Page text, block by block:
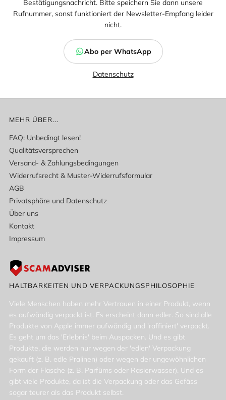
Bestätigungsnachricht. Bitte speichern Sie dann unsere
Rufnummer, sonst funktioniert der Newsletter-Empfang leider
nicht.
Abo per WhatsApp
Datenschutz
MEHR ÜBER...
FAQ: Unbedingt lesen!
Qualitätsversprechen
Versand- & Zahlungsbedingungen
Widerrufsrecht & Muster-Widerrufsformular
AGB
Privatsphäre und Datenschutz
Über uns
Kontakt
Impressum
HALTBARKEITEN UND VERPACKUNGSPHILOSOPHIE
Viele Menschen haben mehr Vertrauen in einer Produkt, wenn
es aufwändig verpackt ist. Es erscheint dann edler. So sind alle
Produkte von Apple immer aufwändig und 'raffiniert' verpackt.
Es geht um das 'Erlebnis' beim Auspacken. Und es gibt
Produkte, die werden nur wegen der 'edlen' Verpackung
gekauft (z. B. edle Pralinen) oder wegen der ungewöhnlichen
Form der Flasche (z. B. Parfüms oder Rasierwasser). Und es
gibt viele Produkte, da ist die Verpackung oder das Gefäss
sogar teurer als das Produkt selbst.